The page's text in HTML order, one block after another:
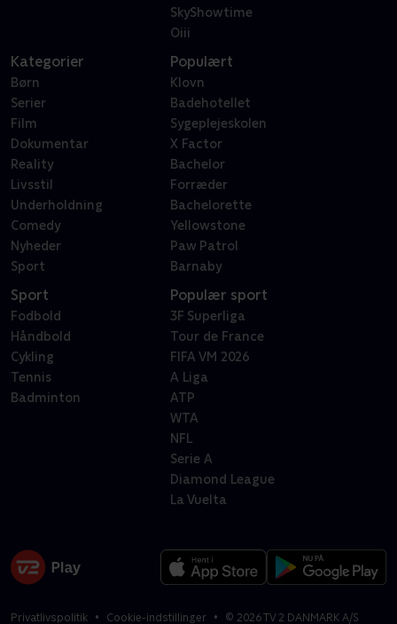
SkyShowtime
Oiii
Kategorier
Børn
Serier
Film
Dokumentar
Reality
Livsstil
Underholdning
Comedy
Nyheder
Sport
Populært
Klovn
Badehotellet
Sygeplejeskolen
X Factor
Bachelor
Forræder
Bachelorette
Yellowstone
Paw Patrol
Barnaby
Sport
Fodbold
Håndbold
Cykling
Tennis
Badminton
Populær sport
3F Superliga
Tour de France
FIFA VM 2026
A Liga
ATP
WTA
NFL
Serie A
Diamond League
La Vuelta
Privatlivspolitik Cookie-indstillinger © 2026TV 2 DANMARK A/S